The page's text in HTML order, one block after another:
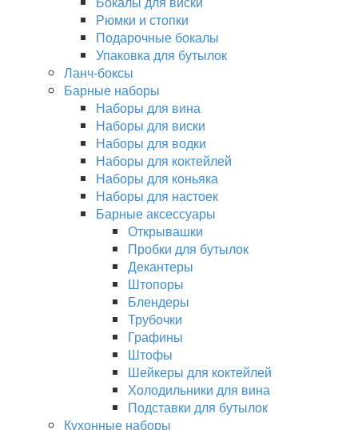
Рюмки и стопки
Подарочные бокалы
Упаковка для бутылок
Ланч-боксы
Барные наборы
Наборы для вина
Наборы для виски
Наборы для водки
Наборы для коктейлей
Наборы для коньяка
Наборы для настоек
Барные аксессуары
Открывашки
Пробки для бутылок
Декантеры
Штопоры
Блендеры
Трубочки
Графины
Штофы
Шейкеры для коктейлей
Холодильники для вина
Подставки для бутылок
Кухонные наборы